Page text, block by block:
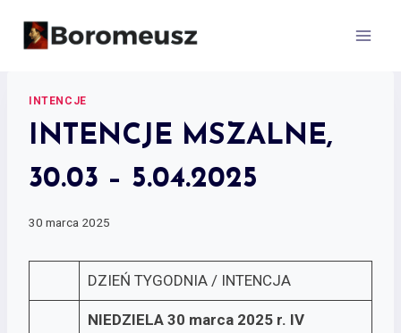
INTENCJE
INTENCJE MSZALNE,
30.03 – 5.04.2025
30 marca 2025
DZIEŃ TYGODNIA / INTENCJA
NIEDZIELA 30 marca 2025 r. IV